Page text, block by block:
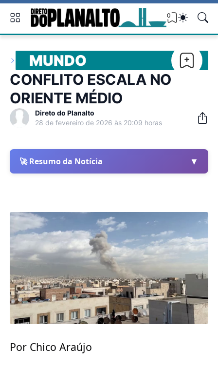
0
MUNDO
CONFLITO ESCALA NO
ORIENTE MÉDIO
Direto do Planalto
28 de fevereiro de 2026 às 20:09 horas
🚀 Resumo da Notícia ▼
Por Chico Araújo